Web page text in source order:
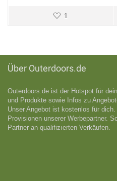
1
Über Outerdoors.de
Outerdoors.de ist der Hotspot für
und Produkte sowie Infos zu
Unser Angebot ist kostenlos für
Provisionen unserer Werbepartner.
Partner an qualifizıerten Verkäufen.